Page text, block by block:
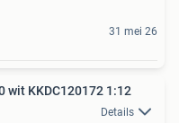
31 mei 26
wit KKDC120172 1:12
Details